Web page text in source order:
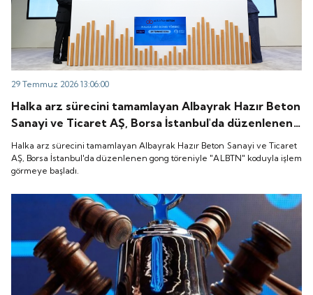
29 Temmuz 2026 13:06:00
Halka arz sürecini tamamlayan Albayrak Hazır Beton
Sanayi ve Ticaret AŞ, Borsa İstanbul'da düzenlenen
gong töreniyle "ALBTN" koduyla işlem görmeye
başladı.
Halka arz sürecini tamamlayan Albayrak Hazır Beton Sanayi ve Ticaret
AŞ, Borsa İstanbul'da düzenlenen gong töreniyle "ALBTN" koduyla işlem
görmeye başladı.